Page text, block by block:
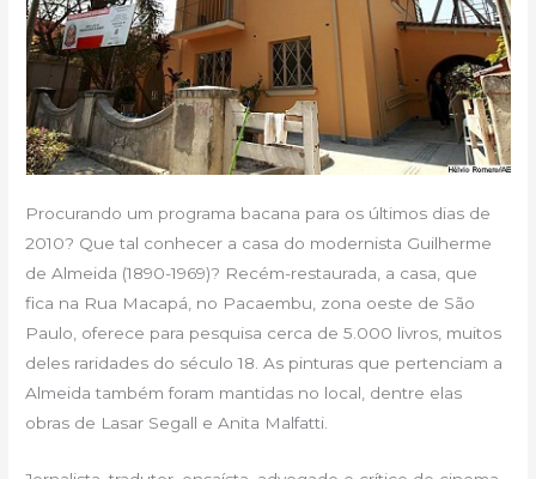
Procurando um programa bacana para os últimos dias de
2010? Que tal conhecer a casa do modernista Guilherme
de Almeida (1890-1969)? Recém-restaurada, a casa, que
fica na Rua Macapá, no Pacaembu, zona oeste de São
Paulo, oferece para pesquisa cerca de 5.000 livros, muitos
deles raridades do século 18. As pinturas que pertenciam a
Almeida também foram mantidas no local, dentre elas
obras de Lasar Segall e Anita Malfatti.